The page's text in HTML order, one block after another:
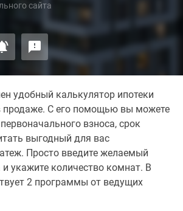
сайта
удобный калькулятор ипотеки
продаже. С его помощью вы можете
взноса, срок
выгодный для вас
Просто введите желаемый
укажите количество комнат. В
2 программы от ведущих